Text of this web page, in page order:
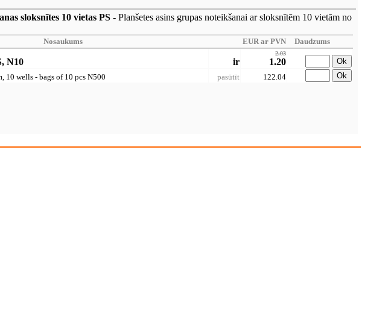
sloksnītes 10 vietas PS - Planšetes asins grupas noteikšanai ar sloksnītēm 10 vietām no
Nosaukums EUR ar PVN Daudzums
N10 ir
2.03
1.20
Ok
10 wells - bags of 10 pcs N500 pasūtīt 122.04 Ok